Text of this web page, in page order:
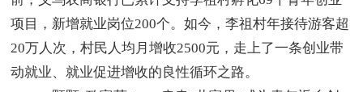
项目，新增就业岗位200个。如今，李祖村年接待游客超
20万人次，村民人均月增收2500元，走上了一条创业带
动就业、就业促进增收的良性循环之路。